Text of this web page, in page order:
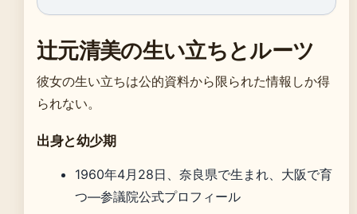
辻元清美の生い立ちとルーツ
彼女の生い立ちは公的資料から限られた情報しか得
られない。
出身と幼少期
1960年4月28日、奈良県で生まれ、大阪で育
つ—参議院公式プロフィール